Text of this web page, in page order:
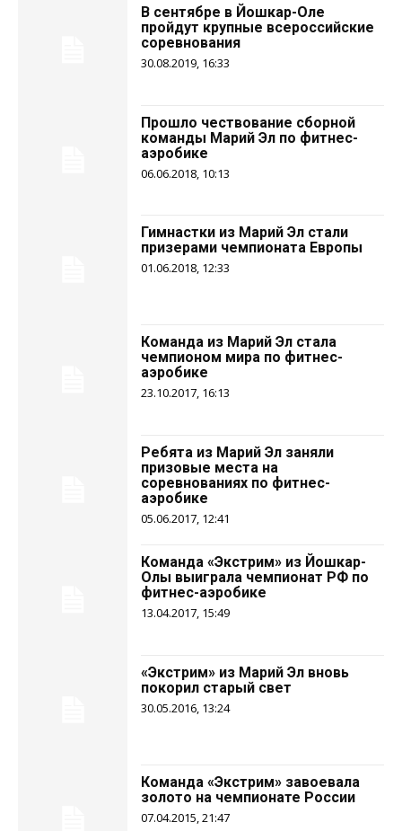
В сентябре в Йошкар-Оле
пройдут крупные всероссийские
соревнования
30.08.2019, 16:33
Прошло чествование сборной
команды Марий Эл по фитнес-
аэробике
06.06.2018, 10:13
Гимнастки из Марий Эл стали
призерами чемпионата Европы
01.06.2018, 12:33
Команда из Марий Эл стала
чемпионом мира по фитнес-
аэробике
23.10.2017, 16:13
Ребята из Марий Эл заняли
призовые места на
соревнованиях по фитнес-
аэробике
05.06.2017, 12:41
Команда «Экстрим» из Йошкар-
Олы выиграла чемпионат РФ по
фитнес-аэробике
13.04.2017, 15:49
«Экстрим» из Марий Эл вновь
покорил старый свет
30.05.2016, 13:24
Команда «Экстрим» завоевала
золото на чемпионате России
07.04.2015, 21:47